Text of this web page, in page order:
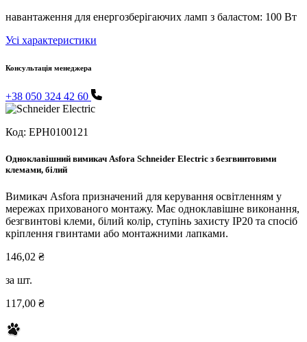
навантаження для енергозберігаючих ламп з баластом: 100 Вт
Усі характеристики
Консультація менеджера
+38 050 324 42 60
Код: EPH0100121
Одноклавішний вимикач Asfora Schneider Electric з безгвинтовими
клемами, білий
Вимикач Asfora призначений для керування освітленням у
мережах прихованого монтажу. Має одноклавішне виконання,
безгвинтові клеми, білий колір, ступінь захисту IP20 та спосіб
кріплення гвинтами або монтажними лапками.
146,02 ₴
за шт.
117,00 ₴